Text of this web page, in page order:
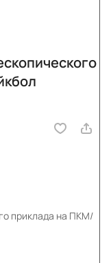
приклада на ПКМ/